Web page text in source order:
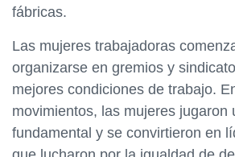
fábricas.
Las mujeres trabajadoras
organizarse en gremios y
mejores condiciones de trabajo.
movimientos, las mujeres jugaron
fundamental y se convirtieron en